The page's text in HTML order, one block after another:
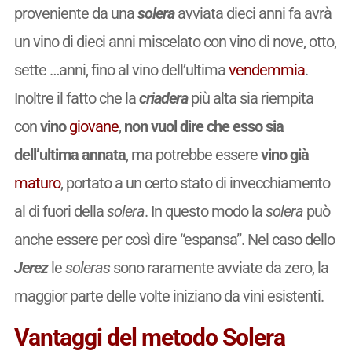
proveniente da unasolera avviata dieci anni fa avrà
un vino di dieci anni miscelato con vino di nove, otto,
sette …anni, fino al vino dell’ultimavendemmia.
Inoltre il fatto che lacriaderapiù alta sia riempita
convinogiovane, non vuol dire che esso sia
dell’ultima annata, ma potrebbe esserevino già
maturo, portato a un certo stato di invecchiamento
al di fuori dellasolera. In questo modo lasolerapuò
anche essere per così dire “espansa”. Nel caso dello
Jerezlesolerassono raramente avviate da zero, la
maggior parte delle volte iniziano da vini esistenti.
Vantaggi del metodo Solera